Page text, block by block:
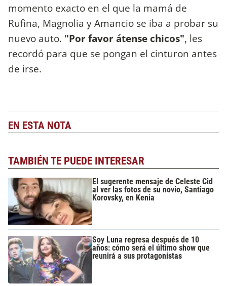
momento exacto en el que la mamá de
Rufina, Magnolia y Amancio se iba a probar su
nuevo auto. "Por favor átense chicos", les
recordó para que se pongan el cinturon antes
de irse.
EN ESTA NOTA
TAMBIÉN TE PUEDE INTERESAR
El sugerente mensaje de Celeste Cid
al ver las fotos de su novio, Santiago
Korovsky, en Kenia
Soy Luna regresa después de 10
años: cómo será el último show que
reunirá a sus protagonistas